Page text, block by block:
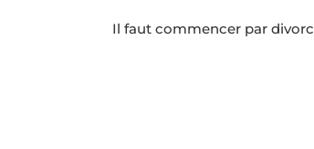
Il faut commencer par